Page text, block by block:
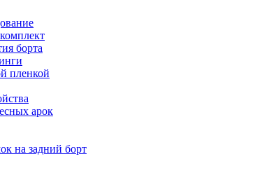
борта
пленкой
арок
на задний борт